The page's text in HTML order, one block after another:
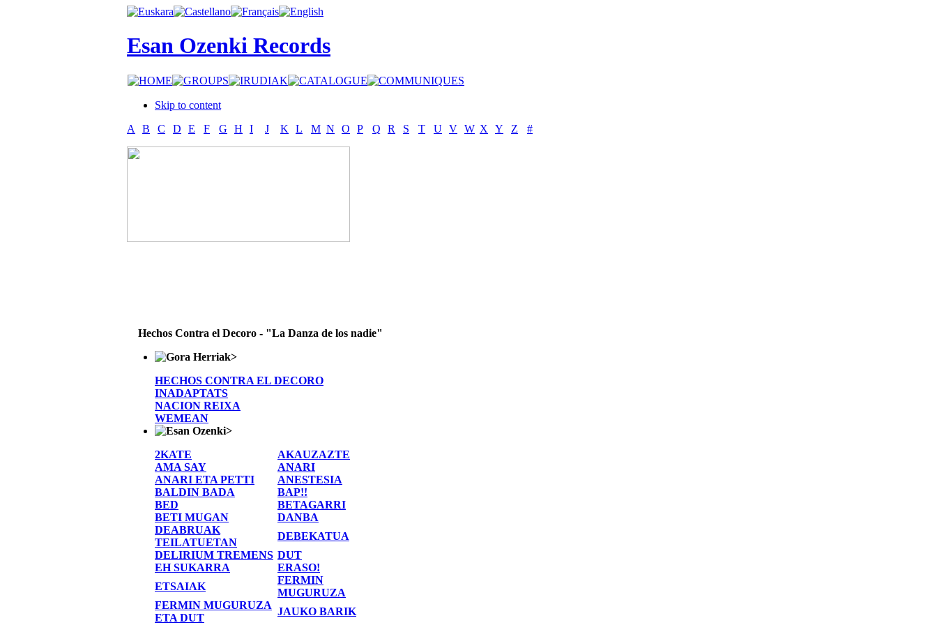
Esan Ozenki Records
Skip to content
A
B C D E F G H I J K L M N O P Q R S T U V W X Y Z #
Hechos Contra el Decoro - "La Danza de los nadie"
>
HECHOS CONTRA EL DECORO
INADAPTATS
NACION REIXA
WEMEAN
>
2KATE
AKAUZAZTE
AMA SAY
ANARI
ANARI ETA PETTI
ANESTESIA
BALDIN BADA
BAP!!
BED
BETAGARRI
BETI MUGAN
DANBA
DEABRUAK
TEILATUETAN
DEBEKATUA
DELIRIUM TREMENS DUT
EH SUKARRA
ERASO!
ETSAIAK
FERMIN
MUGURUZA
FERMIN MUGURUZA
ETA DUT
JAUKO BARIK